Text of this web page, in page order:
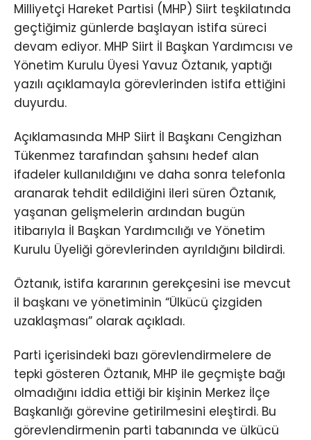
Milliyetçi Hareket Partisi (MHP) Siirt teşkilatında
geçtiğimiz günlerde başlayan istifa süreci
devam ediyor. MHP Siirt İl Başkan Yardımcısı ve
Yönetim Kurulu Üyesi Yavuz Öztanık, yaptığı
yazılı açıklamayla görevlerinden istifa ettiğini
duyurdu.
Açıklamasında MHP Siirt İl Başkanı Cengizhan
Tükenmez tarafından şahsını hedef alan
ifadeler kullanıldığını ve daha sonra telefonla
aranarak tehdit edildiğini ileri süren Öztanık,
yaşanan gelişmelerin ardından bugün
itibarıyla İl Başkan Yardımcılığı ve Yönetim
Kurulu Üyeliği görevlerinden ayrıldığını bildirdi.
Öztanık, istifa kararının gerekçesini ise mevcut
il başkanı ve yönetiminin “Ülkücü çizgiden
uzaklaşması” olarak açıkladı.
Parti içerisindeki bazı görevlendirmelere de
tepki gösteren Öztanık, MHP ile geçmişte bağı
olmadığını iddia ettiği bir kişinin Merkez İlçe
Başkanlığı görevine getirilmesini eleştirdi. Bu
görevlendirmenin parti tabanında ve ülkücü